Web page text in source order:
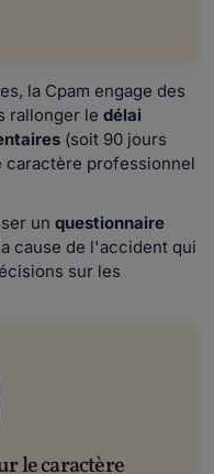
la Cpam engage des
rallonger le délai
(soit 90 jours
caractère professionnel
un questionnaire
cause de l'accident qui
sur les
le caractère